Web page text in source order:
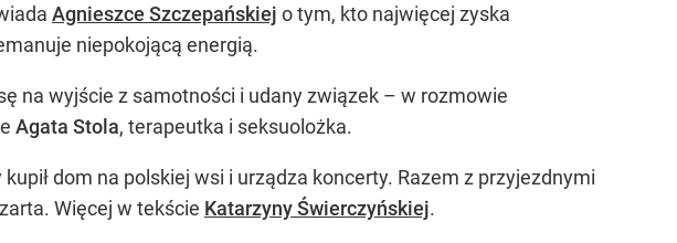
Agnieszce Szczepańskiej o tym, kto najwięcej zyska
niepokojącą energią.
na wyjście z samotności i udany związek – w rozmowie
Agata Stola, terapeutka i seksuolożka.
dom na polskiej wsi i urządza koncerty. Razem z przyjezdnymi
Więcej w tekście Katarzyny Świerczyńskiej.